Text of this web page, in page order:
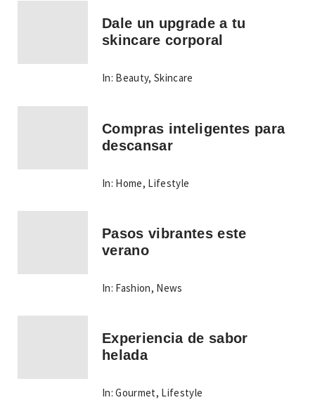
Dale un upgrade a tu
skincare corporal
In: Beauty,Skincare
Compras inteligentes para
descansar
In: Home, Lifestyle
Pasos vibrantes este
verano
In: Fashion, News
Experiencia de sabor
helada
In: Gourmet, Lifestyle